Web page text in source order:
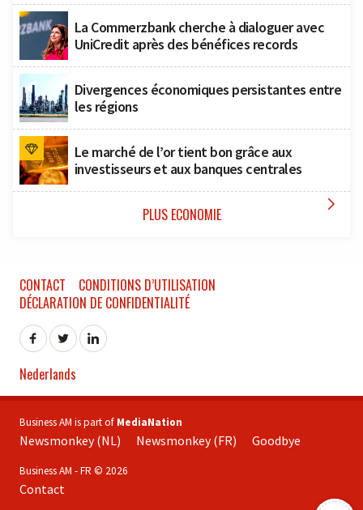
La Commerzbank cherche à dialoguer avec
UniCredit après des bénéfices records
Divergences économiques persistantes entre
les régions
Le marché de l’or tient bon grâce aux
investisseurs et aux banques centrales
PLUS ECONOMIE 
CONTACT
CONDITIONS D’UTILISATION
DÉCLARATION DE CONFIDENTIALITÉ
Nederlands
Business AM is part of MediaNation
Newsmonkey (NL) Newsmonkey (FR) Goodbye
Business AM - FR © 2026
Contact